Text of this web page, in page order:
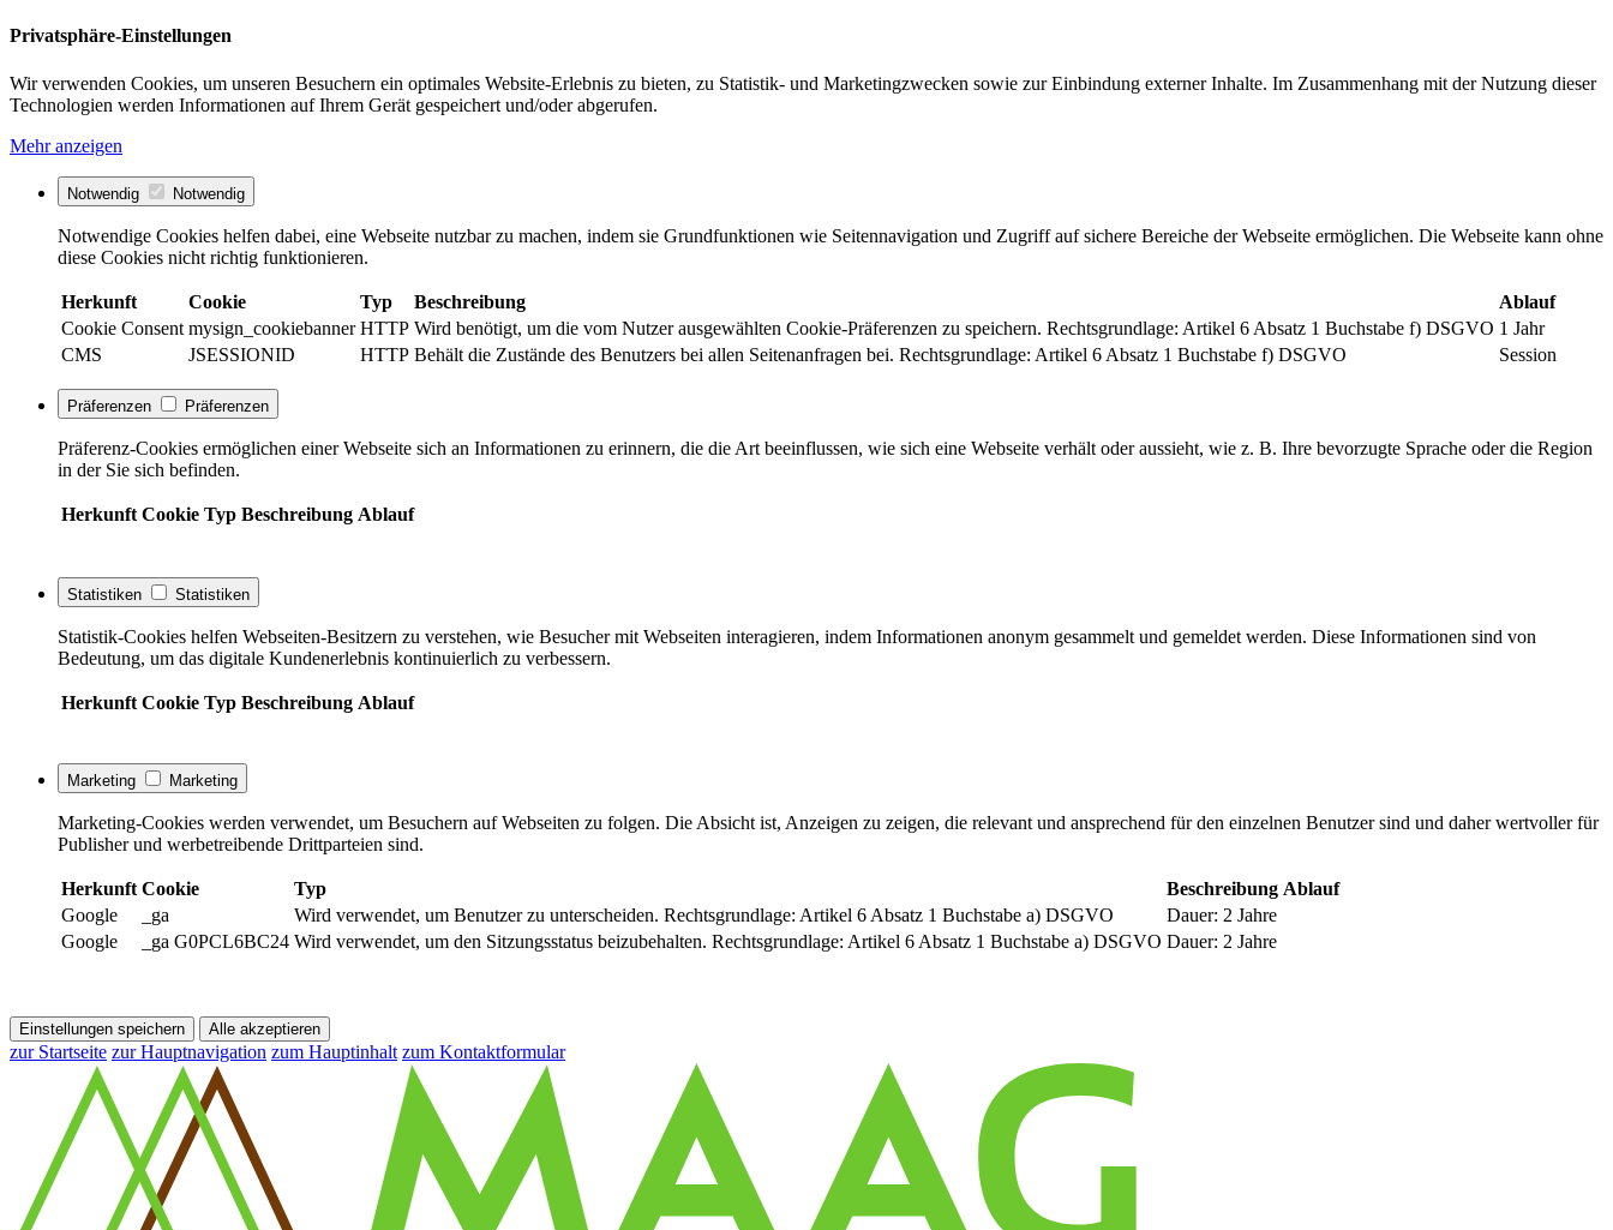
Privatsphäre-Einstellungen
Wir verwenden Cookies, um unseren Besuchern ein optimales Website-Erlebnis zu bieten, zu Statistik- und Marketingzwecken sowie zur Einbindung externer Inhalte. Im Zusammenhang mit der Nutzung dieser
Technologien werden Informationen auf Ihrem Gerät gespeichert und/oder abgerufen.
Mehr anzeigen
Notwendig Notwendig
Notwendige Cookies helfen dabei, eine Webseite nutzbar zu machen, indem sie Grundfunktionen wie Seitennavigation und Zugriff auf sichere Bereiche der Webseite ermöglichen. Die Webseite kann ohne
diese Cookies nicht richtig funktionieren.
Herkunft Cookie Typ Beschreibung
Ablauf
Cookie Consent mysign_cookiebanner HTTP Wird benötigt, um die vom Nutzer ausgewählten Cookie-Präferenzen zu speichern. Rechtsgrundlage: Artikel 6 Absatz 1 Buchstabe f) DSGVO 1 Jahr
CMS
JSESSIONID HTTP Behält die Zustände des Benutzers bei allen Seitenanfragen bei. Rechtsgrundlage: Artikel 6 Absatz 1 Buchstabe f) DSGVO Session
Präferenzen Präferenzen
Präferenz-Cookies ermöglichen einer Webseite sich an Informationen zu erinnern, die die Art beeinflussen, wie sich eine Webseite verhält oder aussieht, wie z. B. Ihre bevorzugte Sprache oder die Region
in der Sie sich befinden.
Herkunft Cookie Typ Beschreibung Ablauf
Statistiken Statistiken
Statistik-Cookies helfen Webseiten-Besitzern zu verstehen, wie Besucher mit Webseiten interagieren, indem Informationen anonym gesammelt und gemeldet werden. Diese Informationen sind von
Bedeutung, um das digitale Kundenerlebnis kontinuierlich zu verbessern.
Herkunft Cookie Typ Beschreibung Ablauf
Marketing Marketing
Marketing-Cookies werden verwendet, um Besuchern auf Webseiten zu folgen. Die Absicht ist, Anzeigen zu zeigen, die relevant und ansprechend für den einzelnen Benutzer sind und daher wertvoller für
Publisher und werbetreibende Drittparteien sind.
Herkunft Cookie Typ Beschreibung Ablauf
Google
_ga Wird verwendet, um Benutzer zu unterscheiden. Rechtsgrundlage: Artikel 6 Absatz 1 Buchstabe a) DSGVO
Dauer: 2 Jahre
Google
_ga G0PCL6BC24 Wird verwendet, um den Sitzungsstatus beizubehalten. Rechtsgrundlage: Artikel 6 Absatz 1 Buchstabe a) DSGVO Dauer: 2 Jahre
Einstellungen speichern Alle akzeptieren
zur Startseite zur Hauptnavigation zum Hauptinhalt zum Kontaktformular